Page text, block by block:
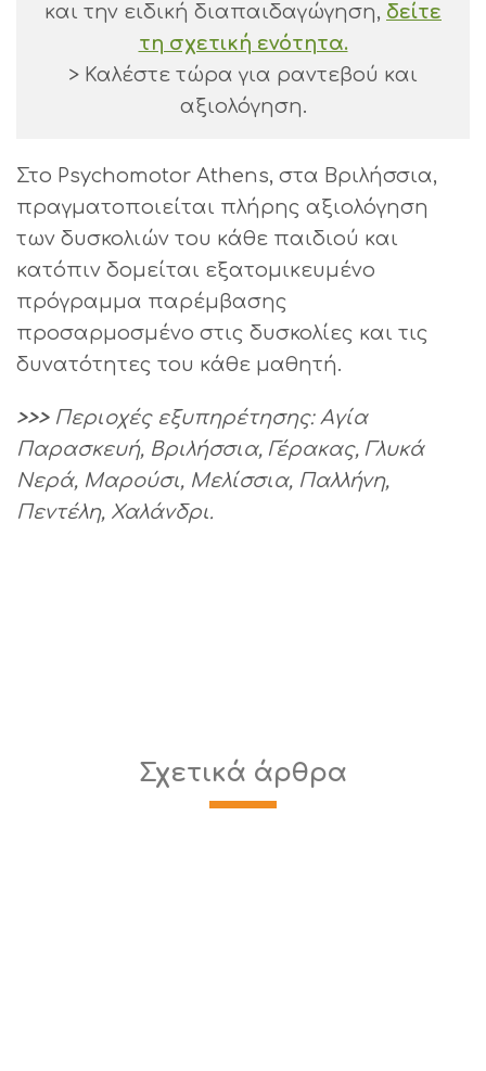
και την ειδική διαπαιδαγώγηση, δείτε
τη σχετική ενότητα.
> Καλέστε τώρα για ραντεβού και
αξιολόγηση.
Στο Psychomotor Athens, στα Βριλήσσια,
πραγματοποιείται πλήρης αξιολόγηση
των δυσκολιών του κάθε παιδιού και
κατόπιν δομείται εξατομικευμένο
πρόγραμμα παρέμβασης
προσαρμοσμένο στις δυσκολίες και τις
δυνατότητες του κάθε μαθητή.
>>> Περιοχές εξυπηρέτησης: Αγία
Παρασκευή, Βριλήσσια, Γέρακας, Γλυκά
Νερά, Μαρούσι, Μελίσσια, Παλλήνη,
Πεντέλη, Χαλάνδρι.
Σχετικά άρθρα